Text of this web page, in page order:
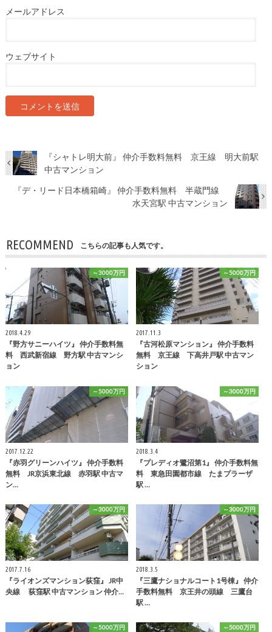
メールアドレス
ウェブサイト
『シャトレ明大前』 仲介手数料無料 京王線 明大前駅
中古マンション
『デ・リード日本橋箱崎』 仲介手数料無料 半蔵門線
水天宮駅 中古マンション
RECOMMEND こちらの記事も人気です。
～3000万円
2018.4.29
『野方サニーハイツ』 仲介手数料無
料 西武新宿線 野方駅 中古マンシ
ョン
～5000万円
2017.11.3
『古河松原マンション』 仲介手数料
無料 京王線 下高井戸駅 中古マン
ション
～5000万円
2017.12.22
『赤羽グリーンハイツ』 仲介手数料
無料 JR京浜東北線 赤羽駅 中古マ
ン…
～3000万円
2018.3.4
『プレディオ鷺沼第1』 仲介手数料無
料 東急田園都市線 たまプラーザ
駅 …
～3000万円
2017.7.16
『ライオンズマンション荻窪』 JR中
央線 荻窪駅 中古マンション 仲介…
～3000万円
2018.3.5
『三鷹ナショナルコート1号棟』 仲介
手数料無料 京王井の頭線 三鷹台
駅 …
～5000万円 ～5000万円